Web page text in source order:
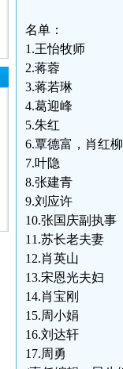
名单：
1.王怡牧师
2.蒋蓉
3.蒋若琳
4.葛迎峰
5.朱红
6.覃德富，肖红柳
7.叶隐
8.张建青
9.刘应许
10.张国庆副执事
11.苏长老夫妻
12.肖英山
13.宋恩光夫妇
14.肖宝刚
15.周小娟
16.刘达轩
17.周勇